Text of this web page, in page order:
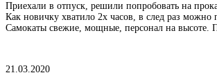
Приехали в отпуск, решили попробовать на
Как новичку хватило 2х часов, в след раз можно
Самокаты свежие, мощные, персонал на высоте.
21.03.2020